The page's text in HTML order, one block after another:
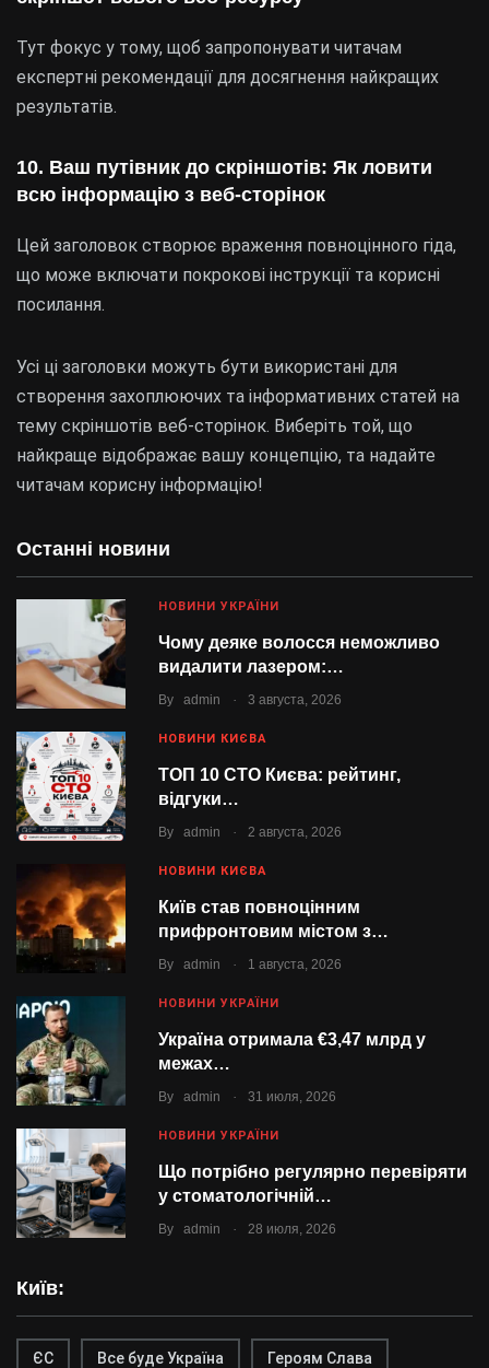
Останні новини
НОВИНИ УКРАЇНИ
Чому деяке волосся неможливо
видалити лазером:…
By admin . 3 августа, 2026
НОВИНИ КИЄВА
ТОП 10 СТО Києва: рейтинг,
відгуки…
By admin . 2 августа, 2026
НОВИНИ КИЄВА
Київ став повноцінним
прифронтовим містом з…
By admin . 1 августа, 2026
НОВИНИ УКРАЇНИ
Україна отримала €3,47 млрд у
межах…
By admin . 31 июля, 2026
НОВИНИ УКРАЇНИ
Що потрібно регулярно перевіряти
у стоматологічній…
By admin . 28 июля, 2026
Київ:
ЄС Все буде Україна Героям Слава
Тут фокус у тому, щоб запропонувати читачам
експертні рекомендації для досягнення найкращих
результатів.
10. Ваш путівник до скріншотів: Як ловити
всю інформацію з веб-сторінок
Цей заголовок створює враження повноцінного гіда,
що може включати покрокові інструкції та корисні
посилання.
Усі ці заголовки можуть бути використані для
створення захоплюючих та інформативних статей на
тему скріншотів веб-сторінок. Виберіть той, що
найкраще відображає вашу концепцію, та надайте
читачам корисну інформацію!